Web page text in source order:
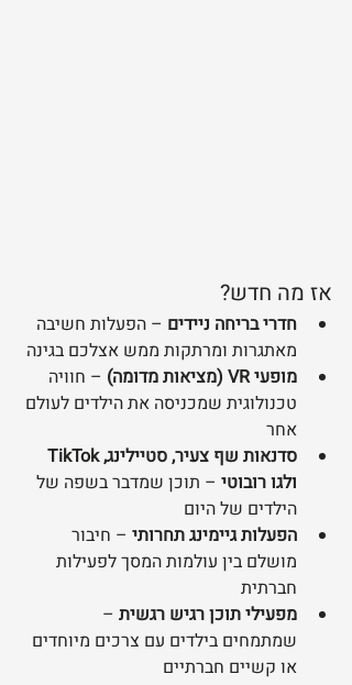
אז מה חדש?
חדרי בריחה ניידים – הפעלות חשיבה
מאתגרות ומרתקות ממש אצלכם בגינה
מופעי VR (מציאות מדומה)
– חוויה
טכנולוגית שמכניסה את הילדים לעולם
אחר
ולגו רובוטי – תוכן שמדבר בשפה של
הילדים של היום
הפעלות גיימינג תחרותי – חיבור
מושלם בין עולמות המסך לפעילות
חברתית
מפעילי תוכן רגיש רגשית –
שמתמחים בילדים עם צרכים מיוחדים
או קשיים חברתיים